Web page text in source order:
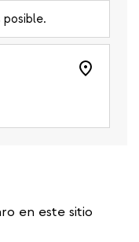
posible.
en este sitio